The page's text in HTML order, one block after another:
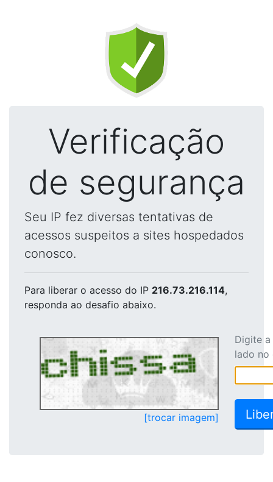
Verificação
de segurança
Seu IP fez diversas tentativas de
acessos suspeitos a sites hospedados
conosco.
Para liberar o acesso do IP 216.73.216.114,
responda ao desafio abaixo.
[trocar imagem]
Digite
lado no